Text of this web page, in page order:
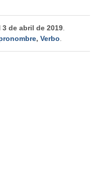
3 de abril de 2019
,Verbo